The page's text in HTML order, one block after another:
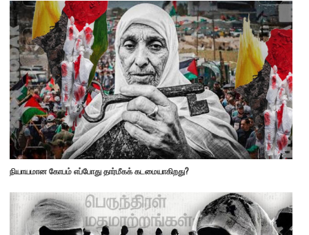
நியாயமான கோபம் எப்போது தார்மீகக் கடமையாகிறது?